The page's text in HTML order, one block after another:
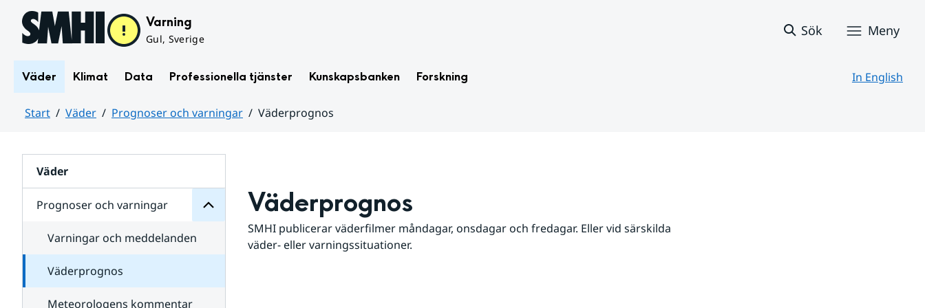
Hoppa till sidans innehåll Varning
Gul, Sverige
Sök Meny
Väder Klimat Data Professionella tjänster Kunskapsbanken Forskning In English
Start Väder Prognoser och varningar
Väderprognos
Väder
Prognoser och varningar
för
varningar
Varningar och meddelanden
Väderprognos
Meteorologens kommentar
Väderprognos
SMHI publicerar väderfilmer måndagar, onsdagar och fredagar. Eller vid särskilda
väder- eller varningssituationer.